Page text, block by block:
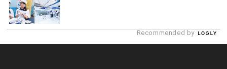
Recommended by